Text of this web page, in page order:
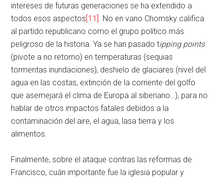
intereses de futuras generaciones se ha extendido a
todos esos aspectos[11]. No en vano Chomsky califica
al partido republicano como el grupo político más
peligroso de la historia. Ya se han pasado tipping points
(pivote a no retorno) en temperaturas (sequias
tormentas inundaciones), deshielo de glaciares (nivel del
agua en las costas, extinción de la corriente del golfo
que asemejará el clima de Europa al siberiano…), para no
hablar de otros impactos fatales debidos a la
contaminación del aire, el agua, lasa tierra y los
alimentos.
Finalmente, sobre el ataque contras las reformas de
Francisco, cuán importante fue la iglesia popular y